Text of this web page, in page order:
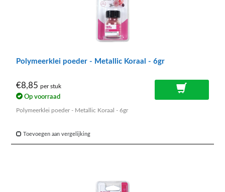
Polymeerklei poeder - Metallic Koraal - 6gr
€8,85 per stuk
Op voorraad
Polymeerklei poeder - Metallic Koraal - 6gr
Toevoegen aan vergelijking